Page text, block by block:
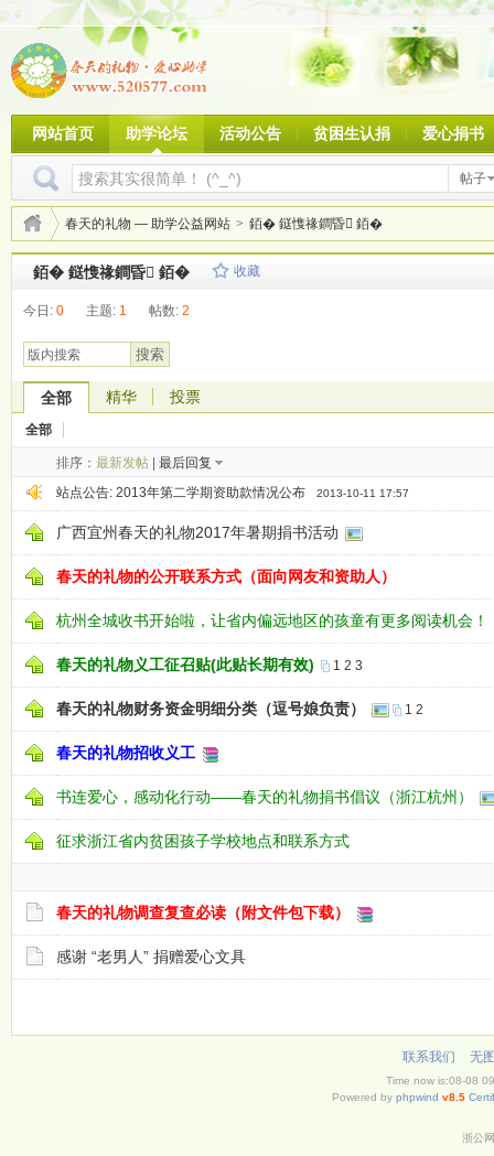
网站首页 助学论坛 活动公告 贫困生认捐 爱心捐书
帖子
春天的礼物 — 助学公益网站 > 銆� 鎹愯禒鐧昏 銆�
銆� 鎹愯禒鐧昏 銆� 收藏
今日: 0 主题: 1 帖数: 2
搜索
全部 精华 投票
全部
排序： 最新发帖
最后回复
站点公告: 2013年第二学期资助款情况公布 2013-10-11 17:57
广西宜州春天的礼物2017年暑期捐书活动
春天的礼物的公开联系方式（面向网友和资助人）
杭州全城收书开始啦，让省内偏远地区的孩童有更多阅读机会！
春天的礼物义工征召贴(此贴长期有效) 1 2 3
春天的礼物财务资金明细分类（逗号娘负责） 1 2
春天的礼物招收义工
书连爱心，感动化行动——春天的礼物捐书倡议（浙江杭州）
征求浙江省内贫困孩子学校地点和联系方式
春天的礼物调查复查必读（附文件包下载）
感谢 “老男人” 捐赠爱心文具
联系我们 无
Time now is:08-08
Powered by phpwind v8.5
浙公